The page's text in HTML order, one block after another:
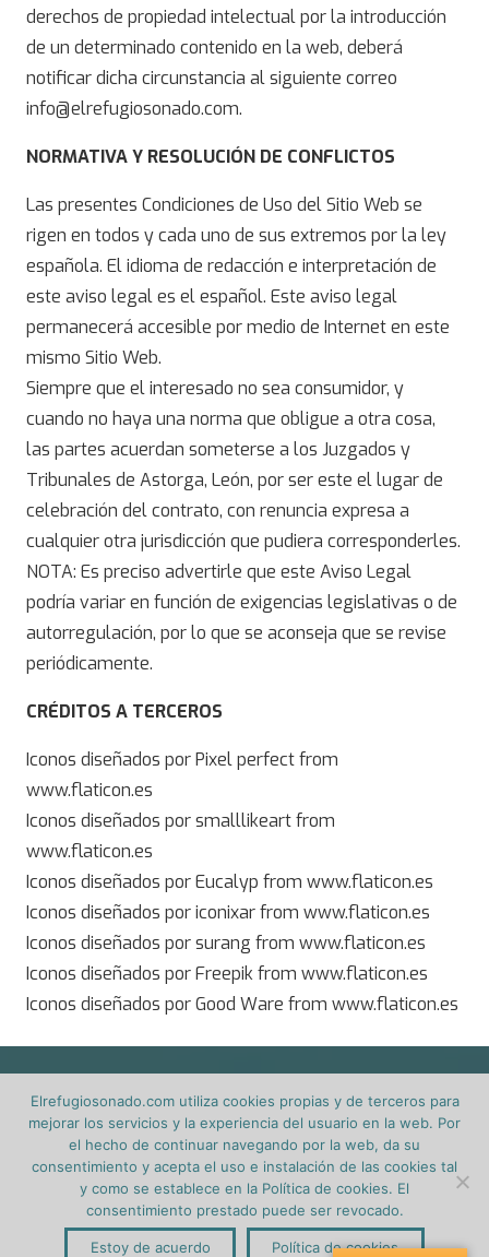
derechos de propiedad intelectual por la introducción
de un determinado contenido en la web, deberá
notificar dicha circunstancia al siguiente correo
info@elrefugiosonado.com.
NORMATIVA Y RESOLUCIÓN DE CONFLICTOS
Las presentes Condiciones de Uso del Sitio Web se
rigen en todos y cada uno de sus extremos por la ley
española. El idioma de redacción e interpretación de
este aviso legal es el español. Este aviso legal
permanecerá accesible por medio de Internet en este
mismo Sitio Web.
Siempre que el interesado no sea consumidor, y
cuando no haya una norma que obligue a otra cosa,
las partes acuerdan someterse a los Juzgados y
Tribunales de Astorga, León, por ser este el lugar de
celebración del contrato, con renuncia expresa a
cualquier otra jurisdicción que pudiera corresponderles.
NOTA: Es preciso advertirle que este Aviso Legal
podría variar en función de exigencias legislativas o de
autorregulación, por lo que se aconseja que se revise
periódicamente.
CRÉDITOS A TERCEROS
Iconos diseñados por Pixel perfect from
www.flaticon.es
Iconos diseñados por smalllikeart from
www.flaticon.es
Iconos diseñados por Eucalyp from www.flaticon.es
Iconos diseñados por iconixar from www.flaticon.es
Iconos diseñados por surang from www.flaticon.es
Iconos diseñados por Freepik from www.flaticon.es
Iconos diseñados por Good Ware from www.flaticon.es
Elrefugiosonado.com utiliza cookies propias y de terceros para
mejorar los servicios y la experiencia del usuario en la web. Por
el hecho de continuar navegando por la web, da su
consentimiento y acepta el uso e instalación de las cookies tal
y como se establece en la Política de cookies. El
consentimiento prestado puede ser revocado.
Estoy de acuerdo Política de cookies